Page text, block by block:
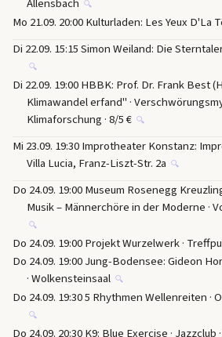
Allensbach 🔍
Mo 21.09. 20:00 Kulturladen: Les Yeux D'La
Di 22.09. 15:15 Simon Weiland: Die
🔍
Di 22.09. 19:00 HBBK: Prof. Dr. Frank Best
Klimawandel erfand" ·
Klimaforschung · 8/5 € 🔍
Mi 23.09. 19:30 Improtheater Konstanz:
Villa Lucia, Franz-Liszt-Str. 2a 🔍
Do 24.09. 19:00 Museum Rosenegg
Musik – Männerchöre in der Moderne ·
🔍
Do 24.09. 19:00 Projekt Wurzelwerk ·
Do 24.09. 19:00 Jung-Bodensee: Gideon
· Wolkensteinsaal 🔍
Do 24.09. 19:30 5 Rhythmen Wellenreiten ·
🔍
Do 24.09. 20:30 K9: Blue Exercise ·